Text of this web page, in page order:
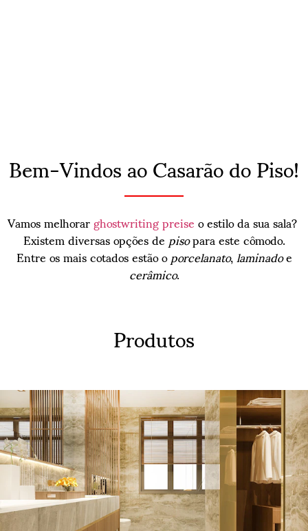
Bem-Vindos ao Casarão do Piso!
Vamos melhorarghostwriting preiseo estilo da sua sala?
Existem diversas opções depisopara este cômodo.
Entre os mais cotados estão oporcelanato,laminadoe
cerâmico.
Produtos